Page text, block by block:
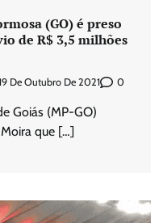
(GO) é preso
de R$ 3,5 milhões
De Outubro De 2021 0
Goiás (MP-GO)
que […]